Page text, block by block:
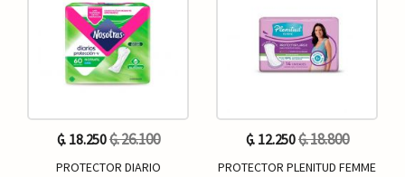
₲. 18.250₲. 26.100
PROTECTOR DIARIO
₲. 12.250₲. 18.800
PROTECTOR PLENITUD FEMME